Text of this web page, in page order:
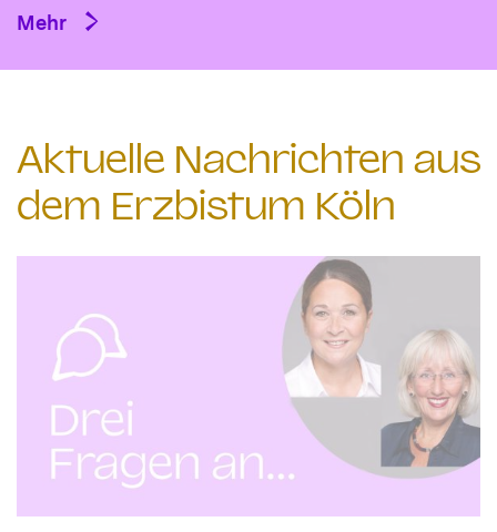
Mehr
Aktuelle Nachrichten aus
dem Erzbistum Köln